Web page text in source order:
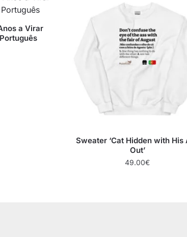
a Virar
Sweater ‘Cat Hidden with His
Out’
49.00€